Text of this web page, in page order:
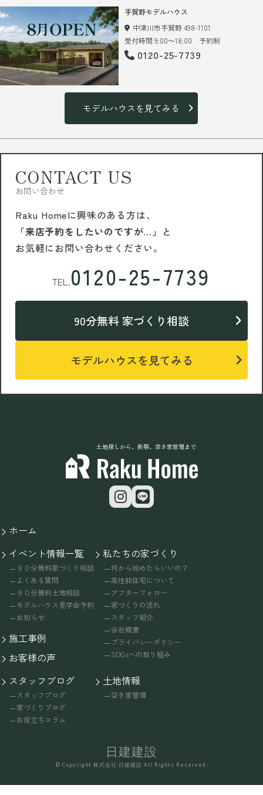
手賀野モデルハウス
中津川市手賀野 498-1101
受付時間 9:00～18:00 予約制
0120-25-7739
モデルハウスを見てみる
CONTACT US
お問い合わせ
Raku Homeに興味のある方は、
「来店予約をしたいのですが…」 と
お気軽にお問い合わせください。
TEL.0120-25-7739
90分無料 家づくり相談
モデルハウスを見てみる
土地探しから、新築、空き家管理まで
ホーム
イベント情報一覧
９０分無料家づくり相談
よくある質問
９０分無料土地相談
モデルハウス見学会予約
お知らせ
施工事例
お客様の声
私たちの家づくり
何から始めたらいいの？
高性能住宅について
アフターフォロー
家づくりの流れ
スタッフ紹介
会社概要
プライバシーポリシー
SDGsへの取り組み
スタッフブログ
スタッフブログ
家づくりブログ
お役立ちコラム
土地情報
空き家管理
日建建設
© Copyright 株式会社 日建建設 All Rights Reserved.